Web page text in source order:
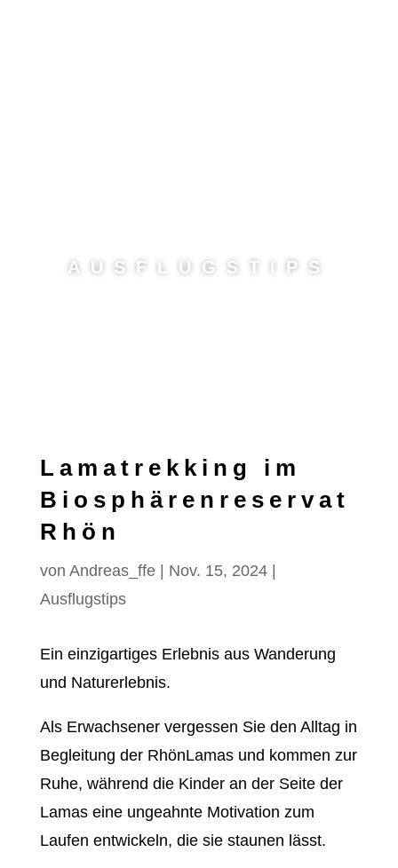
AUSFLUGSTIPS
Lamatrekking im
Biosphärenreservat
Rhön
von Andreas_ffe| Nov. 15, 2024|
Ausflugstips
Ein einzigartiges Erlebnis aus Wanderung
und Naturerlebnis.
Als Erwachsener vergessen Sie den Alltag in
Begleitung der RhönLamas und kommen zur
Ruhe, während die Kinder an der Seite der
Lamas eine ungeahnte Motivation zum
Laufen entwickeln, die sie staunen lässt.